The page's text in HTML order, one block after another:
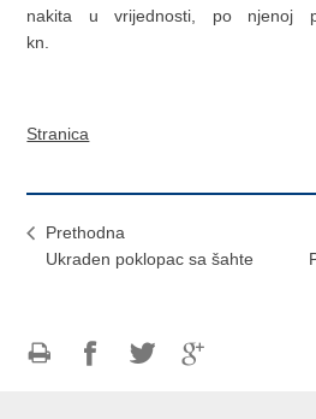
nakita u vrijednosti, po njenoj
kn.
Stranica
Prethodna
Ukraden poklopac sa šahte